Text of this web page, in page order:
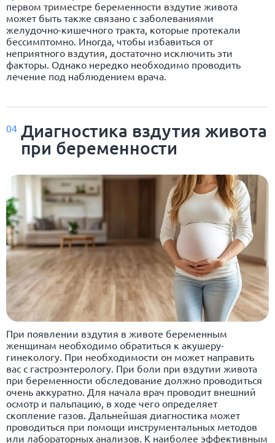
первом триместре беременности вздутие живота
может быть также связано с заболеваниями
желудочно-кишечного тракта, которые протекали
бессимптомно. Иногда, чтобы избавиться от
неприятного вздутия, достаточно исключить эти
факторы. Однако нередко необходимо проводить
лечение под наблюдением врача.
04 Диагностика вздутия живота
при беременности
При появлении вздутия в животе беременным
женщинам необходимо обратиться к акушеру-
гинекологу. При необходимости он может направить
вас с гастроэнтерологу. При боли при вздутии живота
при беременности обследование должно проводиться
очень аккуратно. Для начала врач проводит внешний
осмотр и пальпацию, в ходе чего определяет
скопление газов. Дальнейшая диагностика может
проводиться при помощи инструментальных методов
или лабораторных анализов. К наиболее эффективным